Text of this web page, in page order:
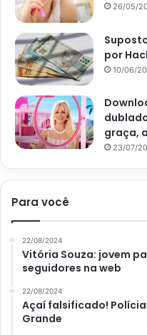
26/05/
por
10/06/
graça,
23/07/
Para você
22/08/2024
Vitória Souza: jovem
seguidores na web
22/08/2024
Açaí falsificado!
Grande